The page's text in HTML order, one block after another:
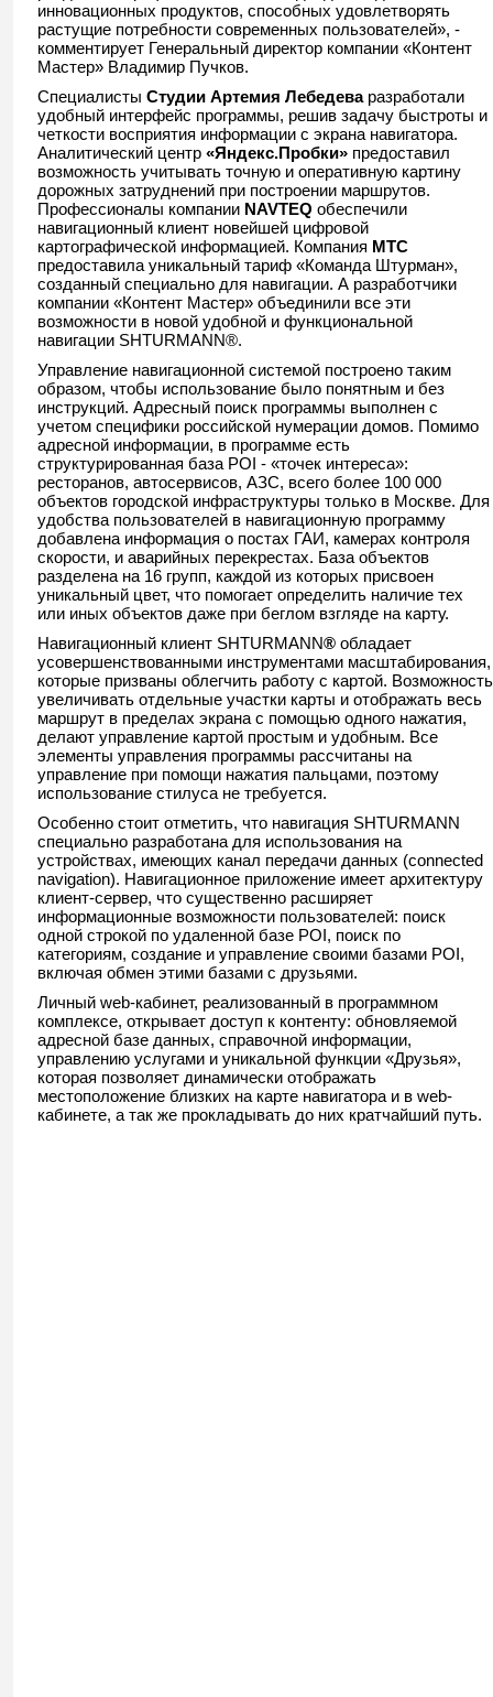
инновационных продуктов, способных удовлетворять
растущие потребности современных пользователей», -
комментирует Генеральный директор компании «Контент
Мастер» Владимир Пучков.
Специалисты Студии Артемия Лебедеваразработали
удобный интерфейс программы, решив задачу быстроты и
четкости восприятия информации с экрана навигатора.
Аналитический центр «Яндекс.Пробки» предоставил
возможность учитывать точную и оперативную картину
дорожных затруднений при построении маршрутов.
Профессионалы компании NAVTEQ обеспечили
навигационный клиент новейшей цифровой
картографической информацией. Компания МТС
предоставила уникальный тариф «Команда Штурман»,
созданный специально для навигации. А разработчики
компании «Контент Мастер» объединили все эти
возможности в новой удобной и функциональной
навигации SHTURMANN®.
Управление навигационной системой построено таким
образом, чтобы использование было понятным и без
инструкций. Адресный поиск программы выполнен с
учетом специфики российской нумерации домов. Помимо
адресной информации, в программе есть
структурированная база POI - «точек интереса»:
ресторанов, автосервисов, АЗС, всего более 100 000
объектов городской инфраструктуры только в Москве. Для
удобства пользователей в навигационную программу
добавлена информация о постах ГАИ, камерах контроля
скорости, и аварийных перекрестах. База объектов
разделена на 16 групп, каждой из которых присвоен
уникальный цвет, что помогает определить наличие тех
или иных объектов даже при беглом взгляде на карту.
Навигационный клиент SHTURMANN® обладает
усовершенствованными инструментами масштабирования,
которые призваны облегчить работу с картой. Возможность
увеличивать отдельные участки карты и отображать весь
маршрут в пределах экрана с помощью одного нажатия,
делают управление картой простым и удобным. Все
элементы управления программы рассчитаны на
управление при помощи нажатия пальцами, поэтому
использование стилуса не требуется.
Особенно стоит отметить, что навигация SHTURMANN
специально разработана для использования на
устройствах, имеющих канал передачи данных (connected
navigation). Навигационное приложение имеет архитектуру
клиент-сервер, что существенно расширяет
информационные возможности пользователей: поиск
одной строкой по удаленной базе POI, поиск по
категориям, создание и управление своими базами POI,
включая обмен этими базами с друзьями.
Личный web-кабинет, реализованный в программном
комплексе, открывает доступ к контенту: обновляемой
адресной базе данных, справочной информации,
управлению услугами и уникальной функции «Друзья»,
которая позволяет динамически отображать
местоположение близких на карте навигатора и в web-
кабинете, а так же прокладывать до них кратчайший путь.